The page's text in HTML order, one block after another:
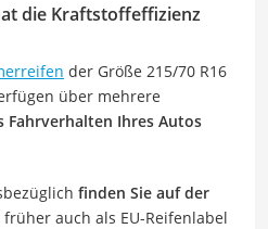
die Kraftstoffeffizienz
der Größe 215/70 R16
über mehrere
Fahrverhalten Ihres Autos
finden Sie auf der
früher auch als EU-Reifenlabel